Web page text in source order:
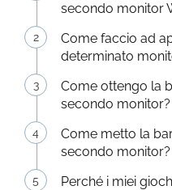
secondo monitor
Come faccio ad
determinato
Come ottengo la
secondo monitor?
Come metto la
secondo monitor?
Perché i miei